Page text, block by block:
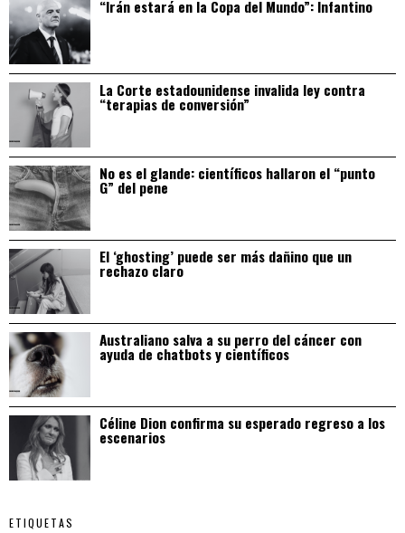
“Irán estará en la Copa del Mundo”: Infantino
La Corte estadounidense invalida ley contra
“terapias de conversión”
No es el glande: científicos hallaron el “punto
G” del pene
El ‘ghosting’ puede ser más dañino que un
rechazo claro
Australiano salva a su perro del cáncer con
ayuda de chatbots y científicos
Céline Dion confirma su esperado regreso a los
escenarios
ETIQUETAS